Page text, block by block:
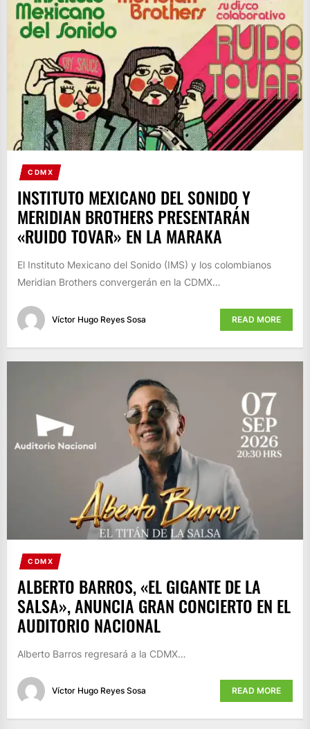
CDMX
INSTITUTO MEXICANO DEL SONIDO Y
MERIDIAN BROTHERS PRESENTARÁN
«RUIDO TOVAR» EN LA MARAKA
El Instituto Mexicano del Sonido (IMS) y los colombianos
Meridian Brothers convergerán en la CDMX…
Víctor Hugo Reyes Sosa READ MORE
CDMX
ALBERTO BARROS, «EL GIGANTE DE LA
SALSA», ANUNCIA GRAN CONCIERTO EN EL
AUDITORIO NACIONAL
Alberto Barros regresará a la CDMX…
Víctor Hugo Reyes Sosa READ MORE